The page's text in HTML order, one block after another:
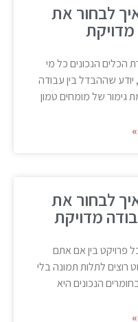
לבחור את
הנכונים כל מי
יודע שההבדל בין עבודה
גימור של מומחים טמון
לבחור את
מדויקת
פרויקט בין אם אתם
רוצים לתלות תמונה בלי
הנכונים היא